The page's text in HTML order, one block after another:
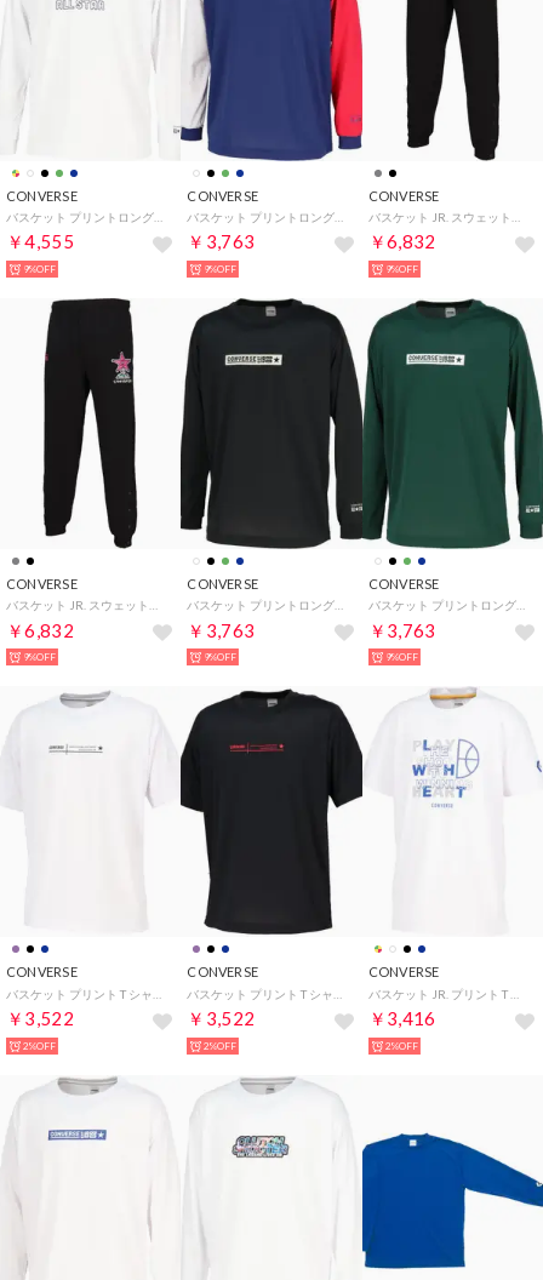
CONVERSE
￥4,555
9%OFF
CONVERSE
￥3,763
9%OFF
CONVERSE
￥6,832
9%OFF
CONVERSE
￥6,832
9%OFF
CONVERSE
￥3,763
9%OFF
CONVERSE
バスケット プリントロングスリーブシャツ CB252360L （4700 D.グリーン）
￥3,763
9%OFF
CONVERSE
￥3,522
2%OFF
CONVERSE
￥3,522
2%OFF
CONVERSE
￥3,416
2%OFF